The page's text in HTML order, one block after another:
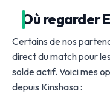
Où regarder
Certains de nos
direct du match pour
solde actif. Voici mes
depuis Kinshasa :